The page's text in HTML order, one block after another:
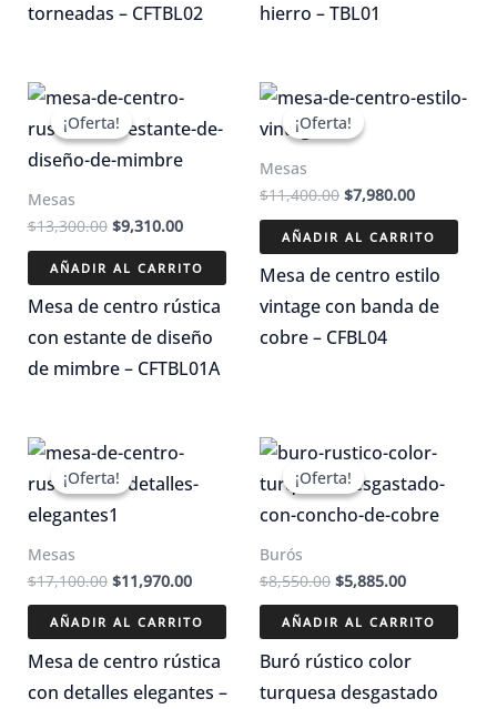
torneadas – CFTBL02
hierro – TBL01
¡Oferta!
¡Oferta!
Mesas
$13,300.00 El
original
era:
$13,300.00.
$9,310.00El
actual
es:
$9,310.00.
AÑADIR AL CARRITO
Mesa de centro rústica
con estante de diseño
de mimbre – CFTBL01A
¡Oferta!
¡Oferta!
Mesas
$11,400.00 El
original
era:
$11,400.00.
$7,980.00El
actual
es:
$7,980.00.
AÑADIR AL CARRITO
Mesa de centro estilo
vintage con banda de
cobre – CFBL04
¡Oferta!
¡Oferta!
Mesas
$17,100.00 El
original
era:
$17,100.00.
$11,970.00El
actual
es:
$11,970.00.
AÑADIR AL CARRITO
Mesa de centro rústica
con detalles elegantes –
¡Oferta!
¡Oferta!
Burós
$8,550.00 El
original
era:
$8,550.00.
$5,885.00El
actual
es:
$5,885.00.
AÑADIR AL CARRITO
Buró rústico color
turquesa desgastado